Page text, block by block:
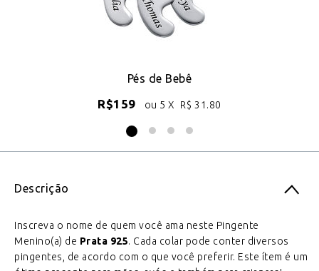
Pés de Bebê
R$159 ou 5 X R$ 31.80
Descrição
Inscreva o nome de quem você ama neste Pingente
Menino(a) de Prata 925. Cada colar pode conter diversos
pingentes, de acordo com o que você preferir. Este ítem é um